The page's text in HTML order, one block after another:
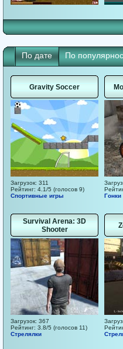
По дате По
Gravity Soccer
Загрузок: 311
Рейтинг: 4.1/5 (голосов 9)
Спортивные игры
Гонки
Survival Arena: 3D
Shooter
Загрузок: 367
Рейтинг: 3.8/5 (голосов 11)
Стрелялки